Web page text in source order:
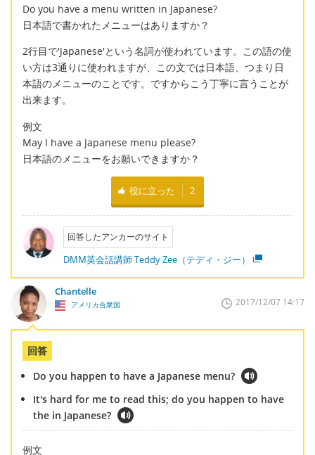
Do you have a menu written in Japanese?
日本語で書かれたメニューはありますか？
2行目で'Japanese'という名詞が使われています。この語の使
い方は3通りに使われますが、この文では日本語、つまり日
本語のメニューのことです。ですからこう丁寧に言うことが
出来ます。
例文
May I have a Japanese menu please?
日本語のメニューをお願いできますか？
役に立った 2
回答したアンカーのサイト
DMM英会話講師 Teddy Zee（テディ・ジー）
Chantelle
アメリカ合衆国 2017/12/07 14:17
回答
Do you happen to have a Japanese menu?
It's hard for me to read this; do you happen to have
the in Japanese?
例文